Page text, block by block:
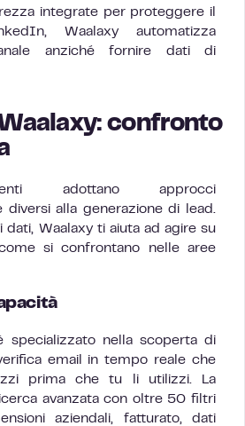
integrate per proteggere il
Waalaxy automatizza
anziché fornire dati di
confronto
adottano approcci
diversi alla generazione di lead.
dati, Waalaxy ti aiuta ad agire su
si confrontano nelle aree
specializzato nella scoperta di
email in tempo reale che
prima che tu li utilizzi. La
avanzata con oltre 50 filtri
aziendali, fatturato, dati